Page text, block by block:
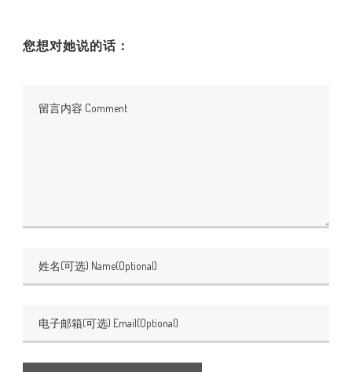
您想对她说的话：